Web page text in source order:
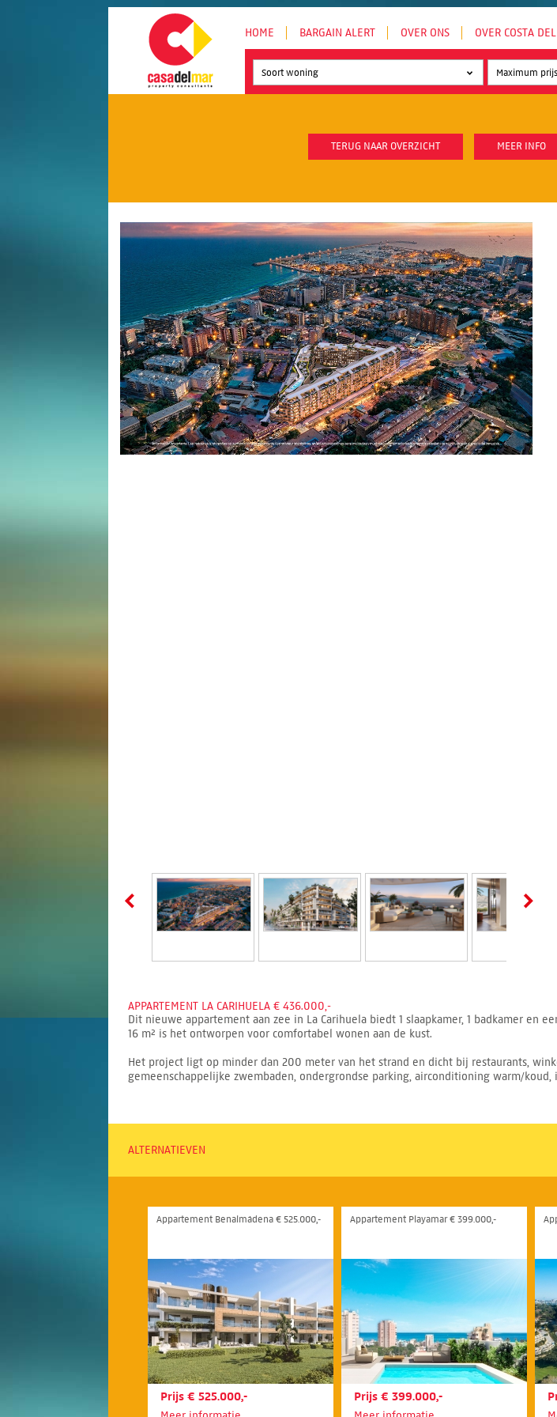
HOME BARGAIN ALERT OVER ONS OVER COSTA
Soort woning
TERUG NAAR OVERZICHT MEER INFO
APPARTEMENT LA CARIHUELA € 436.000,-
Dit nieuwe appartement aan zee in La Carihuela biedt 1 slaapkamer, 1 badkamer en
16 m² is het ontworpen voor comfortabel wonen aan de kust.
Het project ligt op minder dan 200 meter van het strand en dicht bij restaurants,
gemeenschappelijke zwembaden, ondergrondse parking, airconditioning warm/
ALTERNATIEVEN
Appartement Benalmádena € 525.000,-
Prijs € 525.000,-
Appartement Playamar € 399.000,-
Prijs € 399.000,-